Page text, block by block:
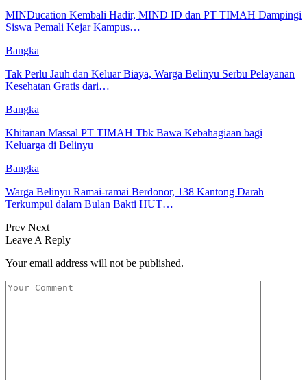
MINDucation Kembali Hadir, MIND ID dan PT TIMAH Dampingi
Siswa Pemali Kejar Kampus…
Bangka
Tak Perlu Jauh dan Keluar Biaya, Warga Belinyu Serbu Pelayanan
Kesehatan Gratis dari…
Bangka
Khitanan Massal PT TIMAH Tbk Bawa Kebahagiaan bagi
Keluarga di Belinyu
Bangka
Warga Belinyu Ramai-ramai Berdonor, 138 Kantong Darah
Terkumpul dalam Bulan Bakti HUT…
Prev Next
Leave A Reply
Your email address will not be published.